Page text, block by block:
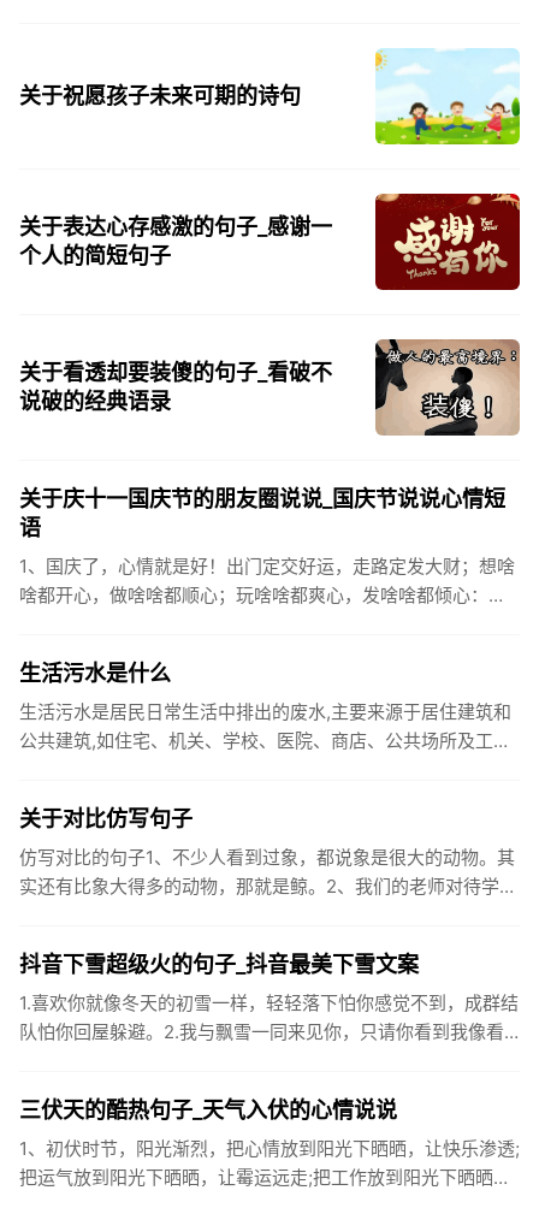
关于祝愿孩子未来可期的诗句
关于表达心存感激的句子_感谢一
个人的简短句子
关于看透却要装傻的句子_看破不
说破的经典语录
关于庆十一国庆节的朋友圈说说_国庆节说说心情短
语
1、国庆了，心情就是好！出门定交好运，走路定发大财；想啥
啥都开心，做啥啥都顺心；玩啥啥都爽心，发啥啥都倾心：祝
生活污水是什么
生活污水是居民日常生活中排出的废水,主要来源于居住建筑和
公共建筑,如住宅、机关、学校、医院、商店、公共场所及工业
关于对比仿写句子
仿写对比的句子1、不少人看到过象，都说象是很大的动物。其
实还有比象大得多的动物，那就是鲸。2、我们的老师对待学生
抖音下雪超级火的句子_抖音最美下雪文案
1.喜欢你就像冬天的初雪一样，轻轻落下怕你感觉不到，成群结
队怕你回屋躲避。2.我与飘雪一同来见你，只请你看到我像看
三伏天的酷热句子_天气入伏的心情说说
1、初伏时节，阳光渐烈，把心情放到阳光下晒晒，让快乐渗透;
把运气放到阳光下晒晒，让霉运远走;把工作放到阳光下晒晒，